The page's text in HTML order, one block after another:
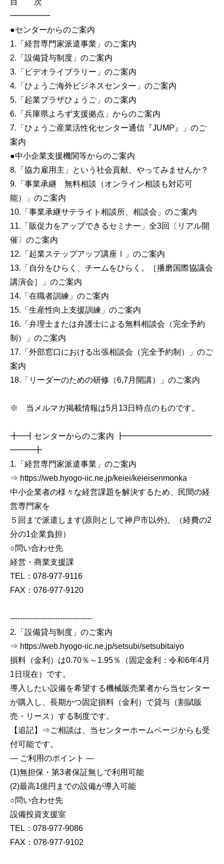
目 次
━━━━━
●センターからのご案内
1.「経営専門家派遣事業」のご案内
2.「設備貸与制度」のご案内
3.「ビデオライブラリー」のご案内
4.「ひょうご海外ビジネスセンター」のご案内
5.「起業プラザひょうご」のご案内
6.「兵庫県よろず支援拠点」からのご案内
7.「ひょうご産業活性化センター通信『JUMP』」のご
案内
●中小企業支援機関等からのご案内
8.「協力雇用主」という社会貢献、やってみませんか？
9.「事業承継 無料相談（オンライン相談も対応可
能）」のご案内
10.「事業承継サテライト相談所、相談会」のご案内
11.「販促力をアップできるセミナー」全3回〔リアル開
催〕のご案内
12.「起業ステップアップ講座Ⅰ」のご案内
13.「自分をひらく、チームをひらく。［播磨国際協議会
講演会］」のご案内
14.「在職者訓練」のご案内
15.「生産性向上支援訓練」のご案内
16.「弁理士または弁護士による無料相談会（完全予約
制）」のご案内
17.「外部窓口における出張相談会（完全予約制）」のご
案内
18.「リーダーのための研修（6,7月開講）」のご案内
※ 当メルマガ掲載情報は5月13日時点のものです。
╋━┫センターからのご案内 ┣━━━━━━━━━━━
━━━╋
1.「経営専門家派遣事業」のご案内
⇒ https://web.hyogo-iic.ne.jp/keiei/keieisenmonka
中小企業者の様々な経営課題を解決するため、民間の経
営専門家を
５回まで派遣します(原則として神戸市以外)。（経費の2
分の1企業負担）
○問い合わせ先
経営・商業支援課
TEL：078-977-9116
FAX：078-977-9120
---------------------------------
2.「設備貸与制度」のご案内
⇒ https://web.hyogo-iic.ne.jp/setsubi/setsubitaiyo
損料（金利）は0.70％～1.95％（固定金利：令和6年4月
1日現在）です。
導入したい設備を希望する機械販売業者から当センター
が購入し、長期かつ固定損料（金利）で貸与（割賦販
売・リース）する制度です。
【追記】⇒ご相談は、当センターホームページからも受
付可能です。
― ご利用のポイント ―
(1)無担保・第3者保証無しで利用可能
(2)最高1億円までの設備が導入可能
○問い合わせ先
設備投資支援室
TEL：078-977-9086
FAX：078-977-9102